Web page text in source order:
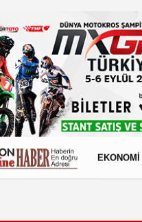
Çerez Politikası
EKONOMİ